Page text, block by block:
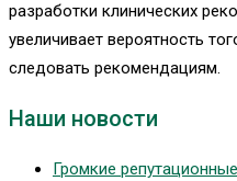
разработки клинических
увеличивает вероятность
следовать рекомендациям.
Наши новости
Громкие